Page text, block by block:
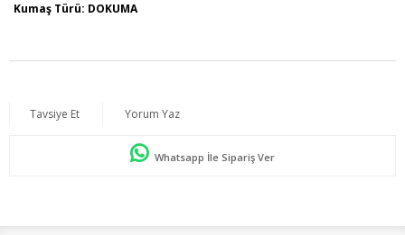
Kumaş Türü: DOKUMA
Tavsiye Et Yorum Yaz
Whatsapp İle Sipariş Ver